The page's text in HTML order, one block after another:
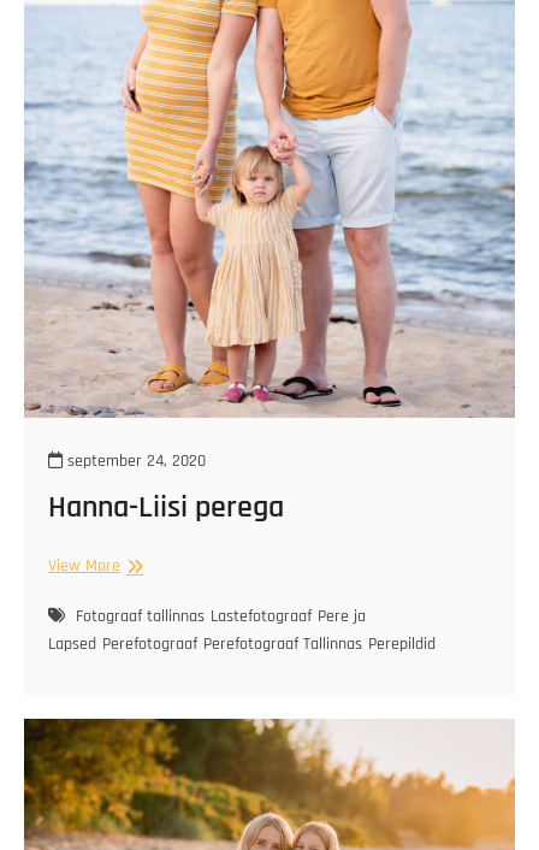
september 24, 2020
Hanna-Liisi perega
View More Hanna-
perega
Fotograaf tallinnas Lastefotograaf Pere ja
Lapsed Perefotograaf Perefotograaf Tallinnas Perepildid